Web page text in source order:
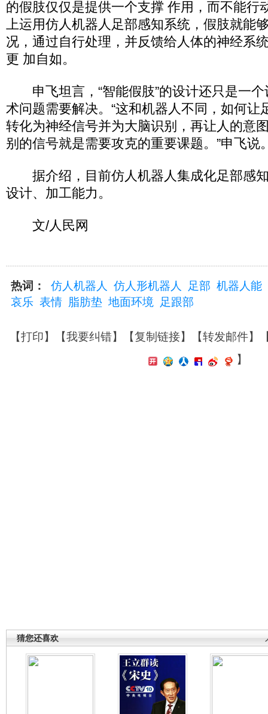
的假肢仅仅是提供一个支撑 作用，而不能行
上运用仿人机器人足部感知系统，假肢就能
况，通过自行处理，并反馈给人体的神经系
更 加自如。
申飞坦言，“智能假肢”的设计还只是一个
术问题需要解决。“这和机器人不同，如何让
转化为神经信号并为大脑识别，再让人的意
别的信号就是需要攻克的重要课题。”申飞说
据介绍，目前仿人机器人集成化足部感
设计、加工能力。
文/人民网
热词： 仿人机器人 仿人形机器人 足部 机器人能
哀乐 表情 脂肪垫 地面环境 足跟部
【打印】【我要纠错】【复制链接】【转发邮件】
】
猜您还喜欢